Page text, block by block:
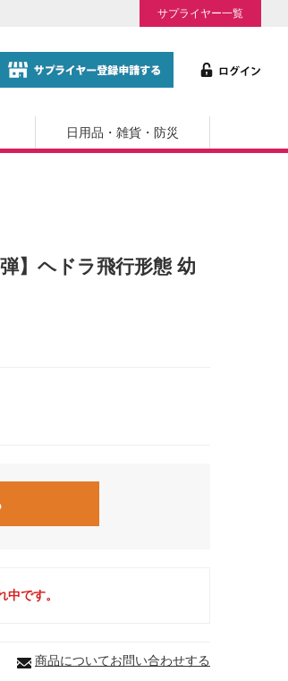
サプライヤー一覧
日用品・雑貨・防災
】ヘドラ飛行形態 幼
です。
商品についてお問い合わせする